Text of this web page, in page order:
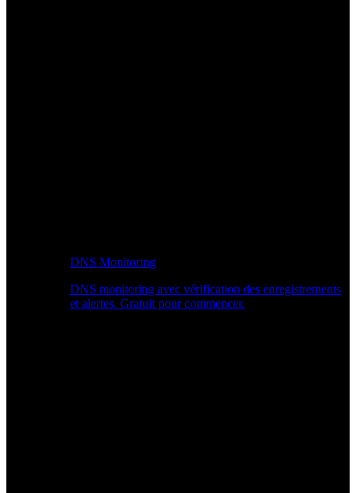
DNS Monitoring
DNS monitoring avec vérification des enregistrements
et alertes. Gratuit pour commencer.